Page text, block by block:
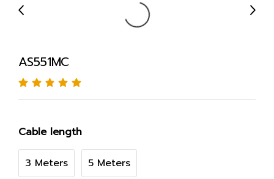
AS551MC
Cable length
3 Meters 5 Meters